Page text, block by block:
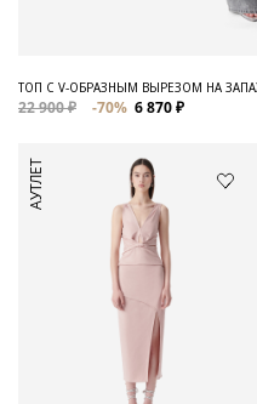
ТОП С V-ОБРАЗНЫМ ВЫРЕЗОМ НА
22 900 ₽ -70% 6 870 ₽
АУТЛЕТ